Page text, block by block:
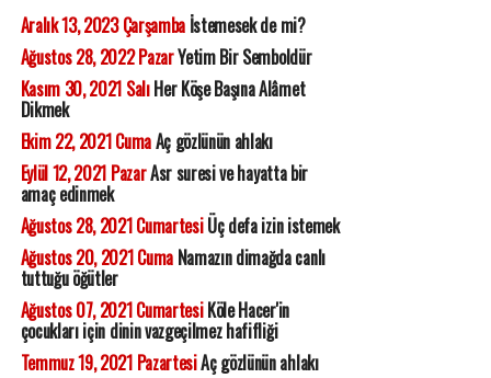
Aralık 13, 2023 Çarşambaİstemesek de mi?
Ağustos 28, 2022 PazarYetim Bir Semboldür
Kasım 30, 2021 SalıHer Köşe Başına Alâmet
Dikmek
Ekim 22, 2021 CumaAç gözlünün ahlakı
Eylül 12, 2021 PazarAsr suresi ve hayatta bir
amaç edinmek
Ağustos 28, 2021 CumartesiÜç defa izin istemek
Ağustos 20, 2021 CumaNamazın dimağda canlı
tuttuğu öğütler
Ağustos 07, 2021 CumartesiKöle Hacer'in
çocukları için dinin vazgeçilmez hafifliği
Temmuz 19, 2021 PazartesiAç gözlünün ahlakı